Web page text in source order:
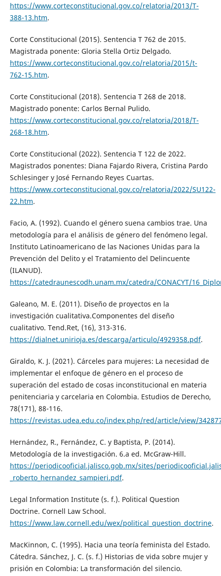
https://www.corteconstitucional.gov.co/relatoria/2013/T-
388-13.htm.
Corte Constitucional (2015). Sentencia T 762 de 2015.
Magistrada ponente: Gloria Stella Ortiz Delgado.
https://www.corteconstitucional.gov.co/relatoria/2015/t-
762-15.htm.
Corte Constitucional (2018). Sentencia T 268 de 2018.
Magistrado ponente: Carlos Bernal Pulido.
https://www.corteconstitucional.gov.co/relatoria/2018/T-
268-18.htm.
Corte Constitucional (2022). Sentencia T 122 de 2022.
Magistrados ponentes: Diana Fajardo Rivera, Cristina Pardo
Schlesinger y José Fernando Reyes Cuartas.
https://www.corteconstitucional.gov.co/relatoria/2022/SU122-
22.htm.
Facio, A. (1992). Cuando el género suena cambios trae. Una
metodología para el análisis de género del fenómeno legal.
Instituto Latinoamericano de las Naciones Unidas para la
Prevención del Delito y el Tratamiento del Delincuente
(ILANUD).
https://catedraunescodh.unam.mx/catedra/CONACYT/
Galeano, M. E. (2011). Diseño de proyectos en la
investigación cualitativa.Componentes del diseño
cualitativo. Tend.Ret, (16), 313-316.
https://dialnet.unirioja.es/descarga/articulo/4929358.pdf.
Giraldo, K. J. (2021). Cárceles para mujeres: La necesidad de
implementar el enfoque de género en el proceso de
superación del estado de cosas inconstitucional en materia
penitenciaria y carcelaria en Colombia. Estudios de Derecho,
78(171), 88-116.
https://revistas.udea.edu.co/index.php/red/article/view/
Hernández, R., Fernández, C. y Baptista, P. (2014).
Metodología de la investigación. 6.a ed. McGraw-Hill.
https://periodicooficial.jalisco.gob.mx/sites/
_roberto_hernandez_sampieri.pdf.
Legal Information Institute (s. f.). Political Question
Doctrine. Cornell Law School.
https://www.law.cornell.edu/wex/political_question_doctrine.
MacKinnon, C. (1995). Hacia una teoría feminista del Estado.
Cátedra. Sánchez, J. C. (s. f.) Historias de vida sobre mujer y
prisión en Colombia: La transformación del silencio.